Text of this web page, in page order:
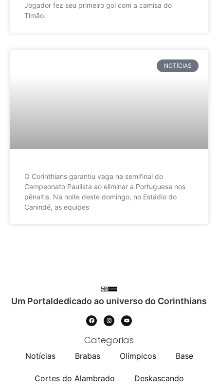
Jogador fez seu primeiro gol com a camisa do
Timão.
NOTÍCIAS
O Corinthians garantiu vaga na semifinal do
Campeonato Paulista ao eliminar a Portuguesa nos
pênaltis. Na noite deste domingo, no Estádio do
Canindé, as equipes
Um Portaldedicado ao universo do Corinthians
Categorias
Notícias Brabas Olímpicos Base
Cortes do Alambrado Deskascando